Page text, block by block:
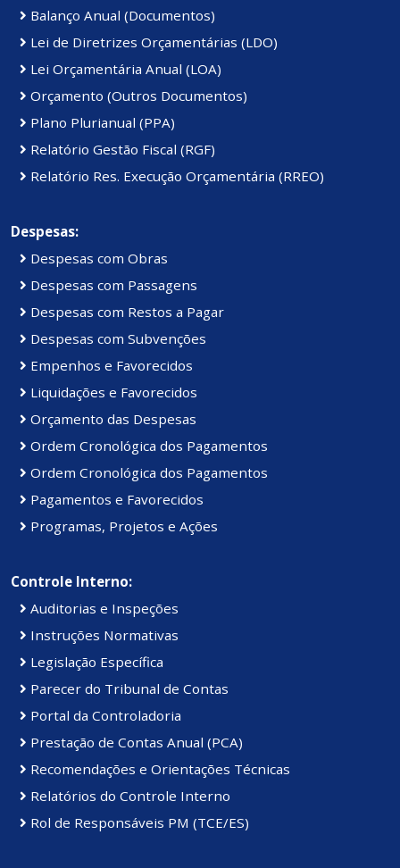
Balanço Anual (Documentos)
Lei de Diretrizes Orçamentárias (LDO)
Lei Orçamentária Anual (LOA)
Orçamento (Outros Documentos)
Plano Plurianual (PPA)
Relatório Gestão Fiscal (RGF)
Relatório Res. Execução Orçamentária (RREO)
Despesas:
Despesas com Obras
Despesas com Passagens
Despesas com Restos a Pagar
Despesas com Subvenções
Empenhos e Favorecidos
Liquidações e Favorecidos
Orçamento das Despesas
Ordem Cronológica dos Pagamentos
Ordem Cronológica dos Pagamentos
Pagamentos e Favorecidos
Programas, Projetos e Ações
Controle Interno:
Auditorias e Inspeções
Instruções Normativas
Legislação Específica
Parecer do Tribunal de Contas
Portal da Controladoria
Prestação de Contas Anual (PCA)
Recomendações e Orientações Técnicas
Relatórios do Controle Interno
Rol de Responsáveis PM (TCE/ES)